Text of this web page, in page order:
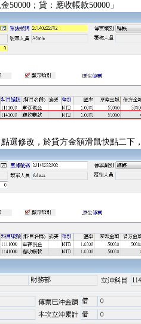
50000；貸：應收帳款50000」
選修改，於貸方金額滑鼠快點二下